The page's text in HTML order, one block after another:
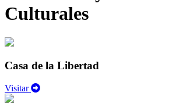
Culturales
Casa de la Libertad
Visitar